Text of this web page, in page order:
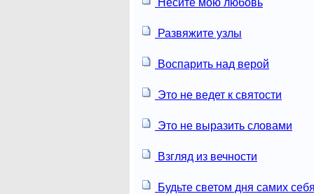
Развяжите узлы
Воспарить над верой
Это не ведет к святости
Это не выразить словами
Взгляд из вечности
Будьте светом дня самих